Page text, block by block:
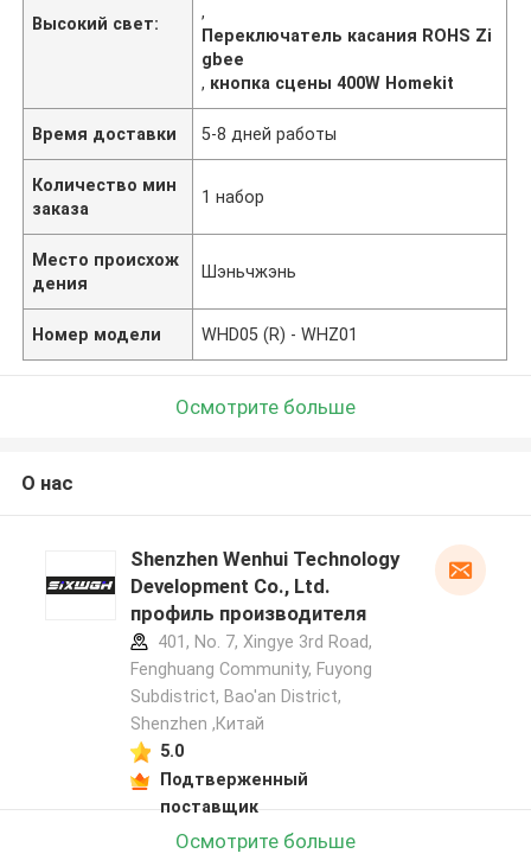
Высокий свет:
,
Переключатель касания ROHS Zi
gbee
, кнопка сцены 400W Homekit
Время доставки 5-8 дней работы
Количество мин
заказа
1 набор
Место происхож
дения
Шэньчжэнь
Номер модели WHD05 (R) - WHZ01
Осмотрите больше
О нас
Shenzhen Wenhui Technology
Development Co., Ltd.
профиль производителя
401, No. 7, Xingye 3rd Road,
Fenghuang Community, Fuyong
Subdistrict, Bao'an District,
Shenzhen ,Китай
5.0
Подтверженный
поставщик
Осмотрите больше